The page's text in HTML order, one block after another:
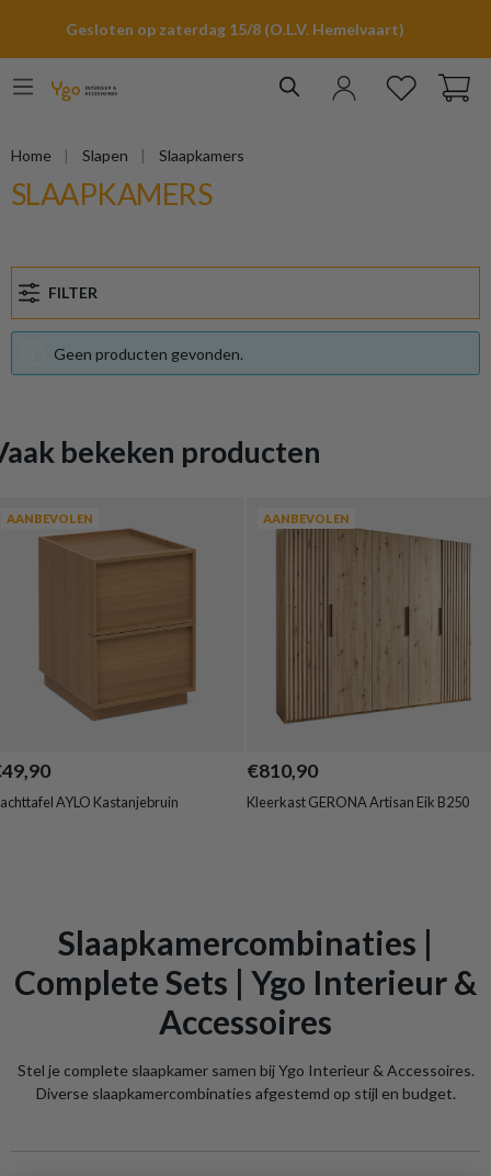
Gesloten op zaterdag 15/8 (O.L.V. Hemelvaart)
Home Slapen Slaapkamers
SLAAPKAMERS
FILTER
Geen producten gevonden.
bekeken producten
AANBEVOLEN
AYLO Kastanjebruin
AANBEVOLEN
€810,90
Kleerkast GERONA Artisan Eik B250
Slaapkamercombinaties |
Complete Sets | Ygo Interieur &
Accessoires
Stel je complete slaapkamer samen bij Ygo Interieur & Accessoires.
Diverse slaapkamercombinaties afgestemd op stijl en budget.